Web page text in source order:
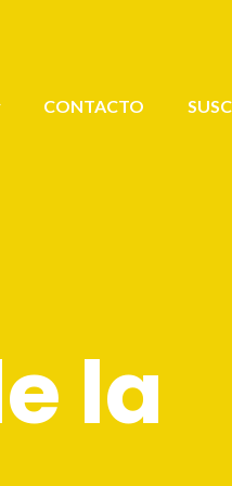
CONTACTO
la